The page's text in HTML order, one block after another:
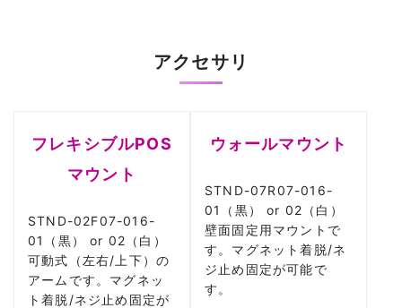
アクセサリ
フレキシブルPOS
マウント
STND-02F07-016-
01（黒） or 02（白）
可動式（左右/上下）の
アームです。マグネッ
ト着脱/ネジ止め固定が
ウォールマウント
STND-07R07-016-
01（黒） or 02（白）
壁面固定用マウントで
す。マグネット着脱/ネ
ジ止め固定が可能で
す。